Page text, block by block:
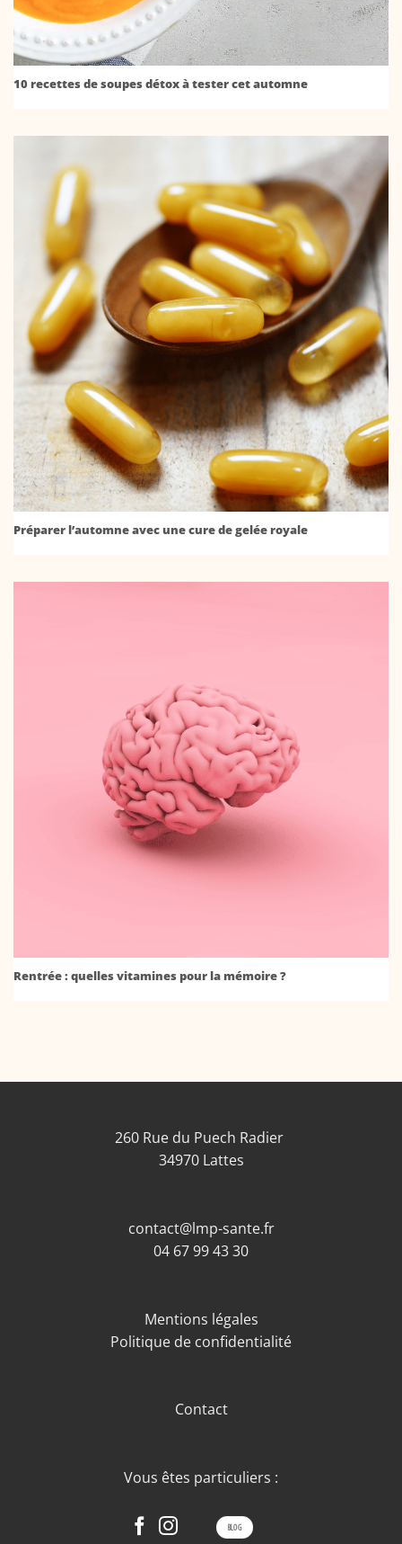
10 recettes de soupes détox à tester cet automne
Préparer l’automne avec une cure de gelée royale
Rentrée : quelles vitamines pour la mémoire ?
260 Rue du Puech Radier
34970 Lattes
contact@lmp-sante.fr
04 67 99 43 30
Mentions légales
Politique de confidentialité
Contact
Vous êtes particuliers :
BLOG